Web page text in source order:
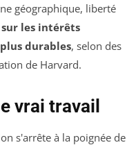
géographique, liberté
sur les intérêts
durables, selon des
de Harvard.
vrai travail
s'arrête à la poignée de